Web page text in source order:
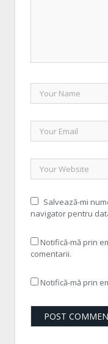
Salvează-mi
navigator pentru
Notifică-mă prin
comentarii.
Notifică-mă prin